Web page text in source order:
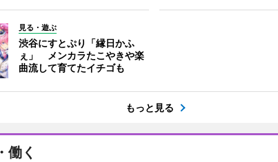
見る・遊ぶ
渋谷にすとぷり「縁日かふ
ぇ」 メンカラたこやきや楽
曲流して育てたイチゴも
もっと見る
働く